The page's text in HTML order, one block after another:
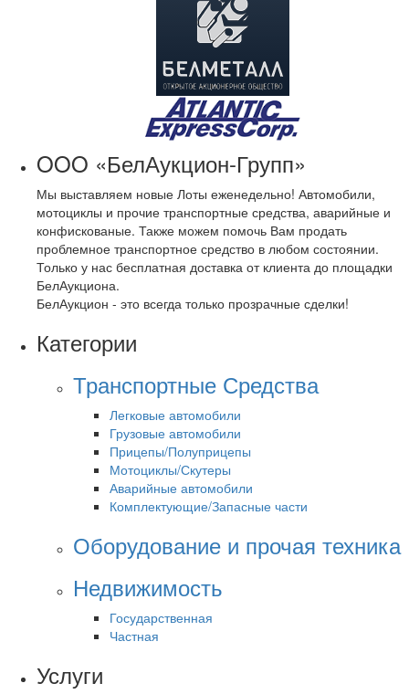
OOO «БелАукцион-Групп»
Мы выставляем новые Лоты еженедельно! Автомобили,
мотоциклы и прочие транспортные средства, аварийные и
конфискованые. Также можем помочь Вам продать
проблемное транспортное средство в любом состоянии.
Только у нас бесплатная доставка от клиента до площадки
БелАукциона.
БелАукцион - это всегда только прозрачные сделки!
Категории
Транспортные Средства
Легковые автомобили
Грузовые автомобили
Прицепы/Полуприцепы
Мотоциклы/Скутеры
Аварийные автомобили
Комплектующие/Запасные части
Оборудование и прочая техника
Недвижимость
Государственная
Частная
Услуги